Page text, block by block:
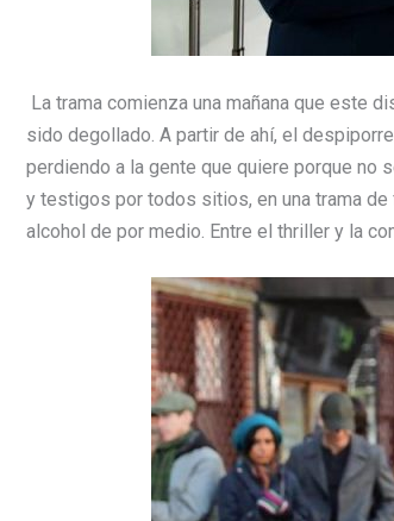
La trama comienza una mañana que este
sido degollado. A partir de ahí, el
perdiendo a la gente que quiere porque no
y testigos por todos sitios, en una trama
alcohol de por medio. Entre el thriller y la